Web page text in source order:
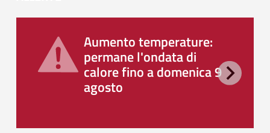
Aumento temperature:
permane l'ondata di
calore fino a domenica 9
agosto